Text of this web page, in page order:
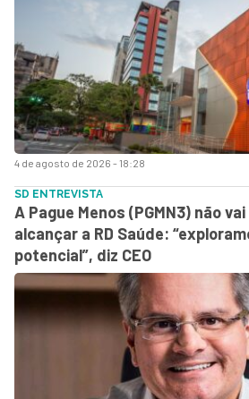
4 de agosto de 2026 - 18:28
SD ENTREVISTA
A Pague Menos (PGMN3) não
alcançar a RD Saúde:
potencial”, diz CEO